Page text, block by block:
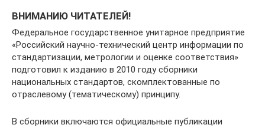
ВНИМАНИЮ ЧИТАТЕЛЕЙ!
Федеральное государственное унитарное предприятие
«Российский научно-технический центр информации по
стандартизации, метрологии и оценке соответствия»
подготовил к изданию в 2010 году сборники
национальных стандартов, скомплектованные по
отраслевому (тематическому) принципу.
В сборники включаются официальные публикации